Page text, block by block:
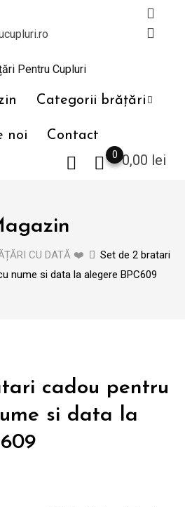
Categorii brățări
noi Contact
0,00 lei
0
CU DATĂ ❤️
Set de 2 bratari
nume si data la alegere BPC609
cadou pentru
si data la